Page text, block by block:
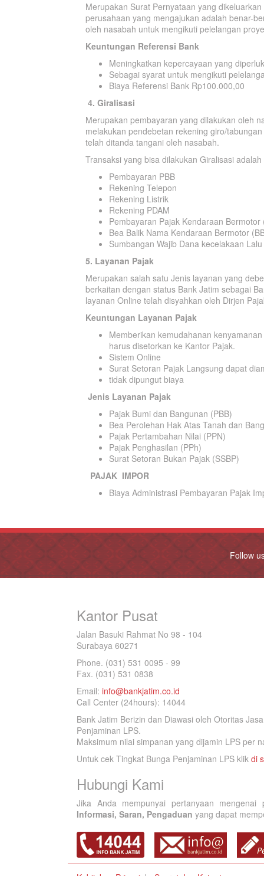
Merupakan Surat Pernyataan yang
perusahaan yang mengajukan adalah benar-
oleh nasabah untuk mengikuti pelelangan
Keuntungan Referensi Bank
Meningkatkan kepercayaan yang
Sebagai syarat untuk mengikuti
Biaya Referensi Bank Rp100.000,00
4. Giralisasi
Merupakan pembayaran yang dilakukan oleh
melakukan pendebetan rekening giro/
telah ditanda tangani oleh nasabah.
Transaksi yang bisa dilakukan Giralisasi adalah
Pembayaran PBB
Rekening Telepon
Rekening Listrik
Rekening PDAM
Pembayaran Pajak Kendaraan Bermotor
Bea Balik Nama Kendaraan Bermotor
Sumbangan Wajib Dana kecelakaan
5. Layanan Pajak
Merupakan salah satu Jenis layanan yang
berkaitan dengan status Bank Jatim sebagai
layanan Online telah disyahkan oleh Dirjen
Keuntungan Layanan Pajak
Memberikan kemudahanan
harus disetorkan ke Kantor Pajak.
Sistem Online
Surat Setoran Pajak Langsung dapat
tidak dipungut biaya
Jenis Layanan Pajak
Pajak Bumi dan Bangunan (PBB)
Bea Perolehan Hak Atas Tanah dan
Pajak Pertambahan Nilai (PPN)
Pajak Penghasilan (PPh)
Surat Setoran Bukan Pajak (SSBP)
PAJAK IMPOR
Biaya Administrasi Pembayaran Pajak
Follow
Kantor Pusat
Jalan Basuki Rahmat No 98 - 104
Surabaya 60271
Phone. (031) 531 0095 - 99
Fax. (031) 531 0838
Email: info@bankjatim.co.id
Call Center (24hours): 14044
Bank Jatim Berizin dan Diawasi oleh Otoritas
Penjaminan LPS.
Maksimum nilai simpanan yang dijamin LPS per
Untuk cek Tingkat Bunga Penjaminan LPS klik di
Hubungi Kami
Jika Anda mempunyai pertanyaan
Informasi, Saran, Pengaduan yang dapat